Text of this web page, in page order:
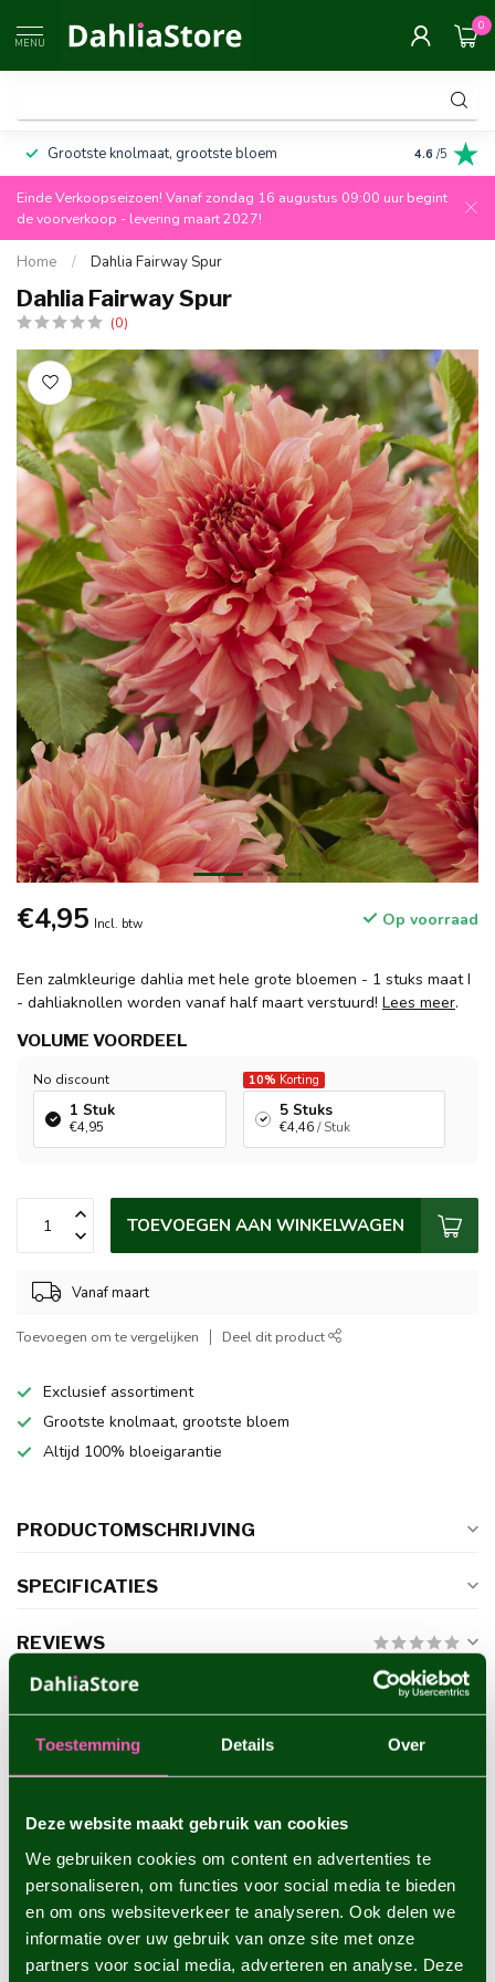
Toestemming Details Over
Deze website maakt gebruik van cookies
We gebruiken cookies om content en advertenties te
personaliseren, om functies voor social media te bieden
en om ons websiteverkeer te analyseren. Ook delen we
informatie over uw gebruik van onze site met onze
partners voor social media, adverteren en analyse. Deze
MENU
0
Grootste knolmaat, grootste bloem Altijd
4.6 /5
Einde Verkoopseizoen! Vanaf zondag 16 augustus 09:00 uur begint
de voorverkoop - levering maart 2027!
Home / Dahlia Fairway Spur
Dahlia Fairway Spur
(0)
€4,95 Incl. btw Op voorraad
Een zalmkleurige dahlia met hele grote bloemen - 1 stuks maat I
- dahliaknollen worden vanaf half maart verstuurd! Lees meer.
VOLUME VOORDEEL
No discount
1 Stuk
€4,95
10% Korting
5 Stuks
€4,46/ Stuk
TOEVOEGEN AAN WINKELWAGEN
Vanaf maart
Toevoegen om te vergelijken Deel dit product
Exclusief assortiment
Grootste knolmaat, grootste bloem
Altijd 100% bloeigarantie
PRODUCTOMSCHRIJVING
SPECIFICATIES
REVIEWS
GERELATEERDE PRODUCTEN
Dahlia Frost Nip
Dahlia Tartan €4,95